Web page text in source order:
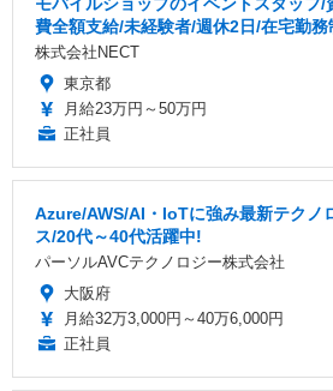
費全額支給/未経験者/週休2日/在宅勤務
株式会社NECT
東京都
月給23万円～50万円
正社員
Azure/AWS/AI・IoTに強み最新テクノ
ス/20代～40代活躍中!
パーソルAVCテクノロジー株式会社
大阪府
月給32万3,000円～40万6,000円
正社員